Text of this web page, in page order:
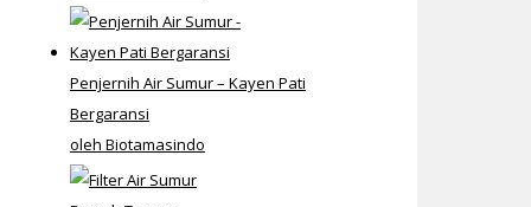
Penjernih Air Sumur – Kayen Pati
Bergaransi
oleh Biotamasindo